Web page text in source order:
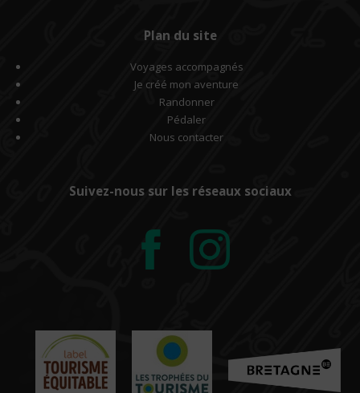
Plan du site
Voyages accompagnés
Je créé mon aventure
Randonner
Pédaler
Nous contacter
Suivez-nous sur les réseaux sociaux